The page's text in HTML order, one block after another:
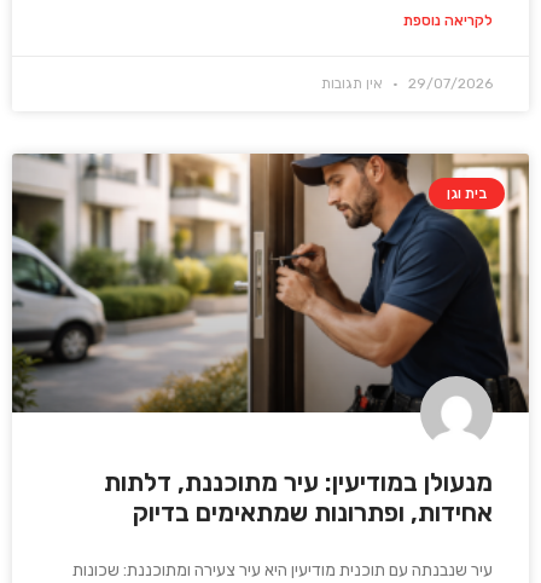
לקריאה נוספת
29/07/2026 אין תגובות
בית וגן
מנעולן במודיעין: עיר מתוכננת, דלתות
אחידות, ופתרונות שמתאימים בדיוק
עיר שנבנתה עם תוכנית מודיעין היא עיר צעירה ומתוכננת: שכונות